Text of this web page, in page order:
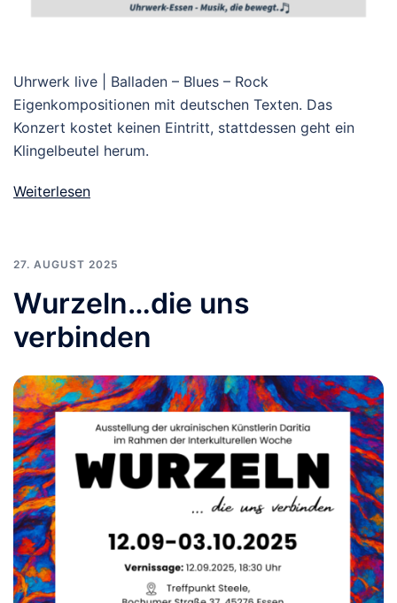
Uhrwerk live | Balladen – Blues – Rock
Eigenkompositionen mit deutschen Texten. Das
Konzert kostet keinen Eintritt, stattdessen geht ein
Klingelbeutel herum.
Weiterlesen
27. AUGUST 2025
Wurzeln…die uns
verbinden